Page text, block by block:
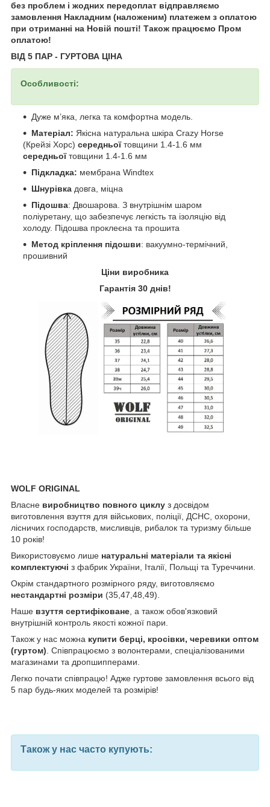
без проблем і жодних передоплат відправляємо
замовлення Накладним (наложеним) платежем з оплатою
при отриманні на Новій пошті! Також працюємо Пром
оплатою!
ВІД 5 ПАР - ГУРТОВА ЦІНА
Особливості:
Дуже м’яка, легка та комфортна модель.
Матеріал: Якісна натуральна шкіра Crazy Horse
(Крейзі Хорс) середньої товщини 1.4-1.6 мм
середньої товщини 1.4-1.6 мм
Підкладка: мембрана Windtex
Шнурівка довга, міцна
Підошва: Двошарова. З внутрішнім шаром
поліуретану, що забезпечує легкість та ізоляцію від
холоду. Підошва проклеєна та прошита
Метод кріплення підошви: вакуумно-термічний,
прошивний
Ціни виробника
Гарантія 30 днів!
WOLF ORIGINAL
Власне виробництво повного циклу з досвідом
виготовлення взуття для військових, поліції, ДСНС, охорони,
лісничих господарств, мисливців, рибалок та туризму більше
10 років!
Використовуємо лише натуральні матеріали та якісні
комплектуючі з фабрик України, Італії, Польщі та Туреччини.
Окрім стандартного розмірного ряду, виготовляємо
нестандартні розміри (35,47,48,49).
Наше взуття сертифіковане, а також обов'язковий
внутрішній контроль якості кожної пари.
Також у нас можна купити берці, кросівки, черевики оптом
(гуртом). Співпрацюємо з волонтерами, спеціалізованими
магазинами та дропшипперами.
Легко почати співпрацю! Адже гуртове замовлення всього від
5 пар будь-яких моделей та розмірів!
Також у нас часто купують: